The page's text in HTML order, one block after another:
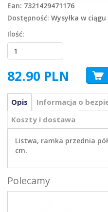
Ean: 7321429471176
Dostępność: Wysyłka w ciągu
Ilość:
82.90 PLN
Opis Informacja o
Koszty i dostawa
Listwa, ramka przednia
cm.
Polecamy